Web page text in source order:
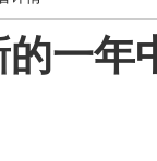
一年